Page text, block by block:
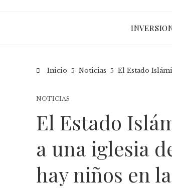
Inicio Noticias El Estado
NOTICIAS
El Estado
a una iglesia
hay niños en